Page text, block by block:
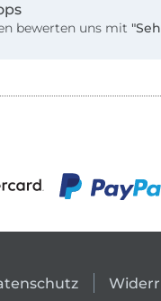
bewerten uns mit